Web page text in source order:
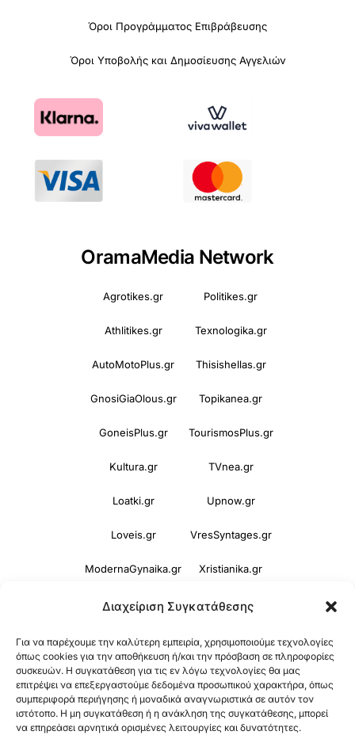
Διαχείριση Συγκατάθεσης
Για να παρέχουμε την καλύτερη εμπειρία, χρησιμοποιούμε τεχνολογίες
όπως cookies για την αποθήκευση ή/και την πρόσβαση σε πληροφορίες
συσκευών. Η συγκατάθεση για τις εν λόγω τεχνολογίες θα μας
επιτρέψει να επεξεργαστούμε δεδομένα προσωπικού χαρακτήρα, όπως
συμπεριφορά περιήγησης ή μοναδικά αναγνωριστικά σε αυτόν τον
ιστότοπο. Η μη συγκατάθεση ή η ανάκληση της συγκατάθεσης, μπορεί
να επηρεάσει αρνητικά ορισμένες λειτουργίες και δυνατότητες.
Όροι Προγράμματος Επιβράβευσης
Όροι Υποβολής και Δημοσίευσης Αγγελιών
OramaMedia Network
Agrotikes.gr Politikes.gr
Athlitikes.gr Texnologika.gr
AutoMotoPlus.gr Thisishellas.gr
GnosiGiaOlous.gr Topikanea.gr
GoneisPlus.gr TourismosPlus.gr
Kultura.gr TVnea.gr
Loatki.gr Upnow.gr
Loveis.gr VresSyntages.gr
ModernaGynaika.gr Xristianika.gr
OikonomiaPlus.gr ZoumeKalytera.gr
Oikotropia.gr ZoumeSpiti.gr
Perepet.gr
© 2026Orama Group (Orama Group Μ.Ι.Κ.Ε.) |